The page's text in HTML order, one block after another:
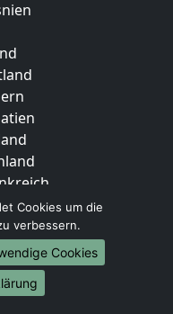
Cookies um die
verbessern.
Cookies